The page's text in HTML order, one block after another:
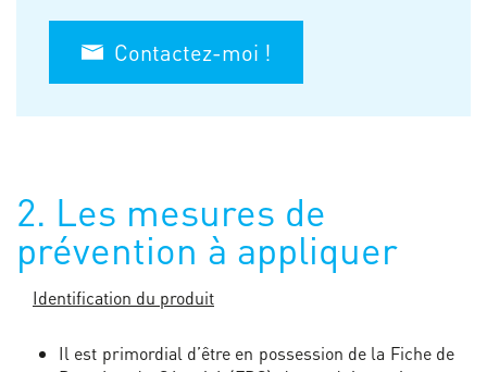
Contactez-moi !
2. Les mesures de
prévention à appliquer
Identification du produit
Il est primordial d’être en possession de la Fiche de